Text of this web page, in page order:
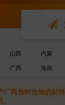
山西 内蒙
广西 海南
厂商当时当地的材